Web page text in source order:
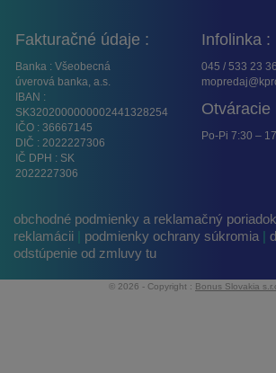
Fakturačné údaje :
Banka : Všeobecná
úverová banka, a.s.
IBAN :
SK3202000000002441328254
IČO : 36667145
DIČ : 2022227306
IČ DPH : SK
2022227306
Infolinka :
045 / 533 23 36
Otváracie
Po-Pi 7:30 –
obchodné podmienky a reklamačný poriadok
reklamácii
podmienky ochrany súkromia |
odstúpenie od zmluvy tu
© 2026 - Copyright : Bonus Slovakia